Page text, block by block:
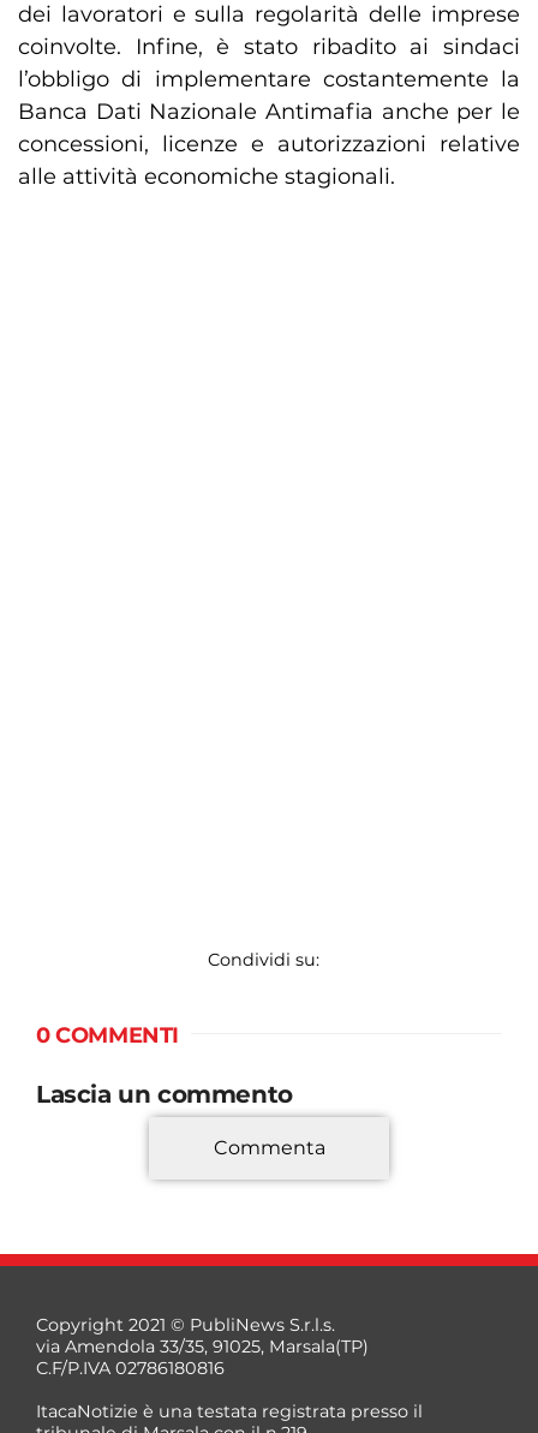
dei lavoratori e sulla regolarità delle imprese
coinvolte. Infine, è stato ribadito ai sindaci
l’obbligo di implementare costantemente la
Banca Dati Nazionale Antimafia anche per le
concessioni, licenze e autorizzazioni relative
alle attività economiche stagionali.
Condividi su:
0 COMMENTI
Lascia un commento
*
Commenta
Copyright 2021 © PubliNews S.r.l.s.
via Amendola 33/35, 91025, Marsala(TP)
C.F/P.IVA 02786180816
ItacaNotizie è una testata registrata presso il